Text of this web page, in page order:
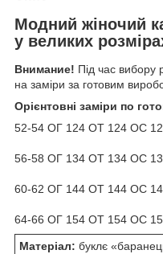
Модний жіночий
у великих
Внимание! Під час вибору
на заміри за готовим
Орієнтовні заміри по
52-54 ОГ 124 ОТ 124 ОС
56-58 ОГ 134 ОТ 134 ОС
60-62 ОГ 144 ОТ 144 ОС
64-66 ОГ 154 ОТ 154 ОС
Матеріал: буклє